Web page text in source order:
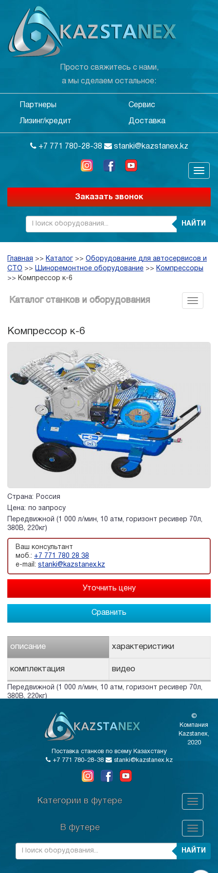
Просто свяжитесь с нами,
а мы сделаем остальное:
Партнеры Сервис
Лизинг/кредит Доставка
+7 771 780-28-38 stanki@kazstanex.kz
Заказать звонок
НАЙТИ
Главная >> Каталог >> Оборудование для автосервисов и
СТО >> Шиноремонтное оборудование >> Компрессоры
>> Компрессор к-6
Каталог станков и оборудования
Компрессор к-6
Страна:
Россия
Цена:
по запросу
Передвижной (1 000 л/мин, 10 атм, горизонт ресивер 70л,
380В, 220кг)
Ваш консультант
моб.: +7 771 780 28 38
e-mail: stanki@kazstanex.kz
Сравнить
описание характеристики
комплектация видео
Передвижной (1 000 л/мин, 10 атм, горизонт ресивер 70л,
380В, 220кг)
©
Компания
Kazstanex,
2020
Поставка станков по всему Казахстану
+7 771 780-28-38
stanki@kazstanex.kz
Категории в футере
В футере
НАЙТИ